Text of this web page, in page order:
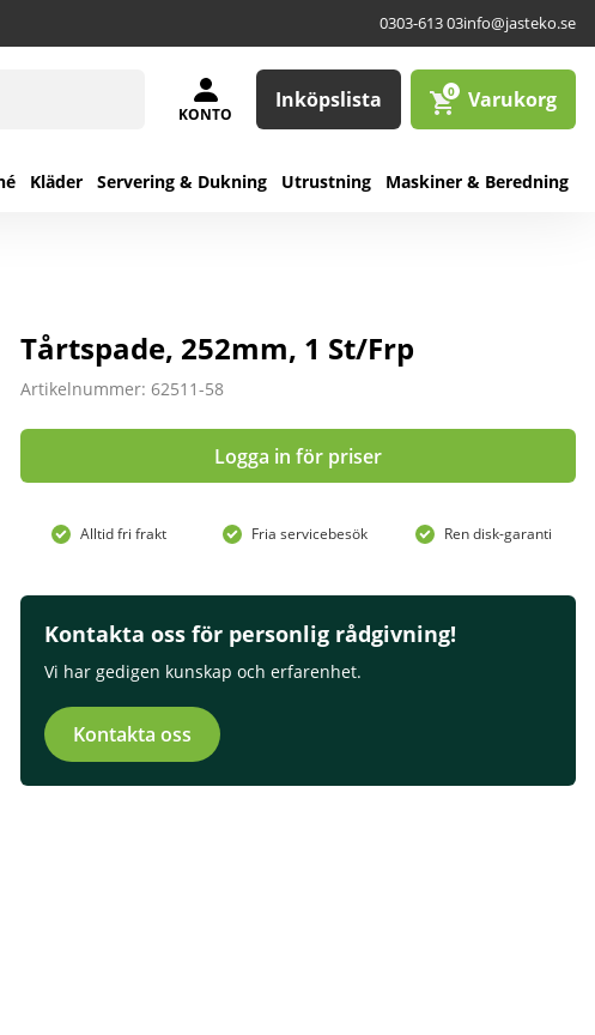
0303-613 03info@jasteko.se
KONTO
Inköpslista 0 Varukorg
Kläder Servering & Dukning Utrustning Maskiner & Beredning
Tårtspade, 252mm, 1 St/Frp
Artikelnummer: 62511-58
Logga in för priser
Alltid fri frakt Fria servicebesök Ren disk-garanti
Kontakta oss för personlig rådgivning!
Vi har gedigen kunskap och erfarenhet.
Kontakta oss